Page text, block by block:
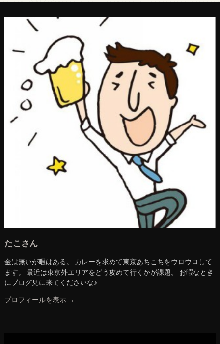
たこさん
金は無いが暇はある。 カレーを求めて東京あちこちをウロウロして
ます。 最近は東京外エリアをどう攻めて行くかが課題。 お暇なとき
にブログ見に来てくださいな♪
プロフィールを表示 →